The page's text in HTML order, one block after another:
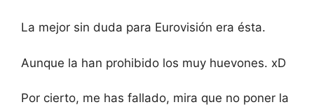
La mejor sin duda para Eurovisión era ésta.
Aunque la han prohibido los muy huevones. xD
Por cierto, me has fallado, mira que no poner la